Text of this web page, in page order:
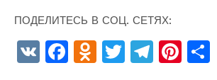
ПОДЕЛИТЕСЬ В СОЦ. СЕТЯХ:
V
F
O
T
T
Pi